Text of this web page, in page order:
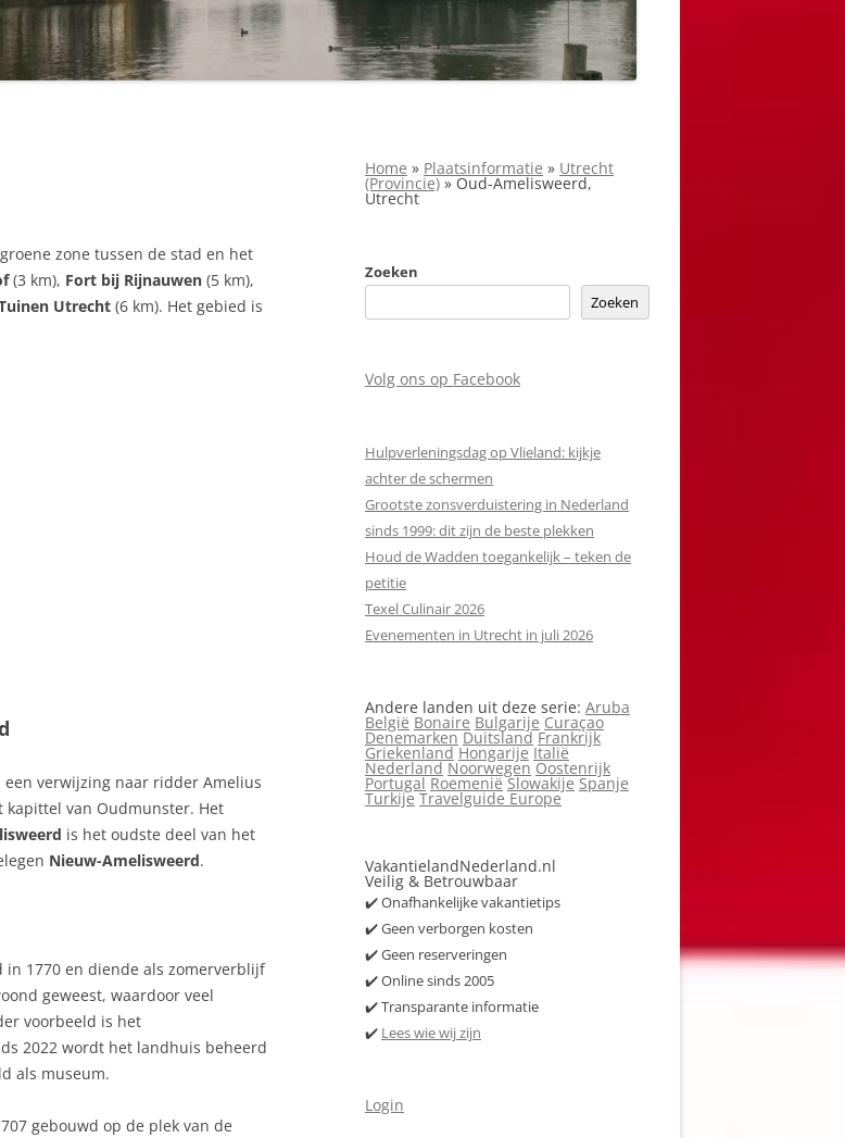
zone tussen de stad en het
(3 km), Fort bij Rijnauwen (5 km),
Utrecht (6 km). Het gebied is
een verwijzing naar ridder Amelius
kapittel van Oudmunster. Het
is het oudste deel van het
Nieuw-Amelisweerd.
in 1770 en diende als zomerverblijf
geweest, waardoor veel
voorbeeld is het
2022 wordt het landhuis beheerd
als museum.
gebouwd op de plek van de
Home » Plaatsinformatie » Utrecht
(Provincie) » Oud-Amelisweerd,
Utrecht
Zoeken
Zoeken
Volg ons op Facebook
Hulpverleningsdag op Vlieland: kijkje
achter de schermen
Grootste zonsverduistering in Nederland
sinds 1999: dit zijn de beste plekken
Houd de Wadden toegankelijk – teken de
petitie
Texel Culinair 2026
Evenementen in Utrecht in juli 2026
Andere landen uit deze serie: Aruba
België Bonaire Bulgarije Curaçao
Denemarken Duitsland Frankrijk
Griekenland Hongarije Italië
Nederland Noorwegen Oostenrijk
Portugal Roemenië Slowakije Spanje
Turkije Travelguide Europe
VakantielandNederland.nl
Veilig & Betrouwbaar
✔️ Onafhankelijke vakantietips
✔️ Geen verborgen kosten
✔️ Geen reserveringen
✔️ Online sinds 2005
✔️ Transparante informatie
✔️ Lees wie wij zijn
Login